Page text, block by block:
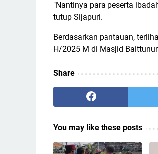
"Nantinya para peserta
tutup Sijapuri.
Berdasarkan pantauan,
H/2025 M di Masjid
Share
You may like these posts